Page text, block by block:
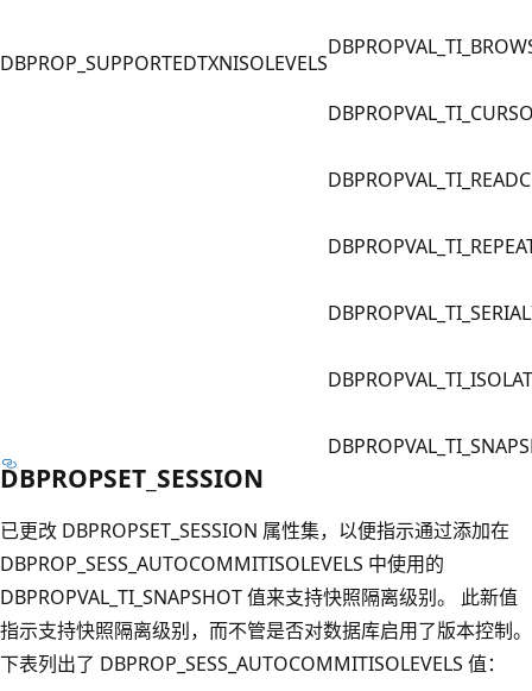
DBPROP_SUPPORTEDTXNISOLEVELS
DBPROPSET_SESSION
已更改 DBPROPSET_SESSION 属性集，以便指示通过添加在
DBPROP_SESS_AUTOCOMMITISOLEVELS 中使用的
DBPROPVAL_TI_SNAPSHOT 值来支持快照隔离级别。 此新值
指示支持快照隔离级别，而不管是否对数据库启用了版本控制。
下表列出了 DBPROP_SESS_AUTOCOMMITISOLEVELS 值：